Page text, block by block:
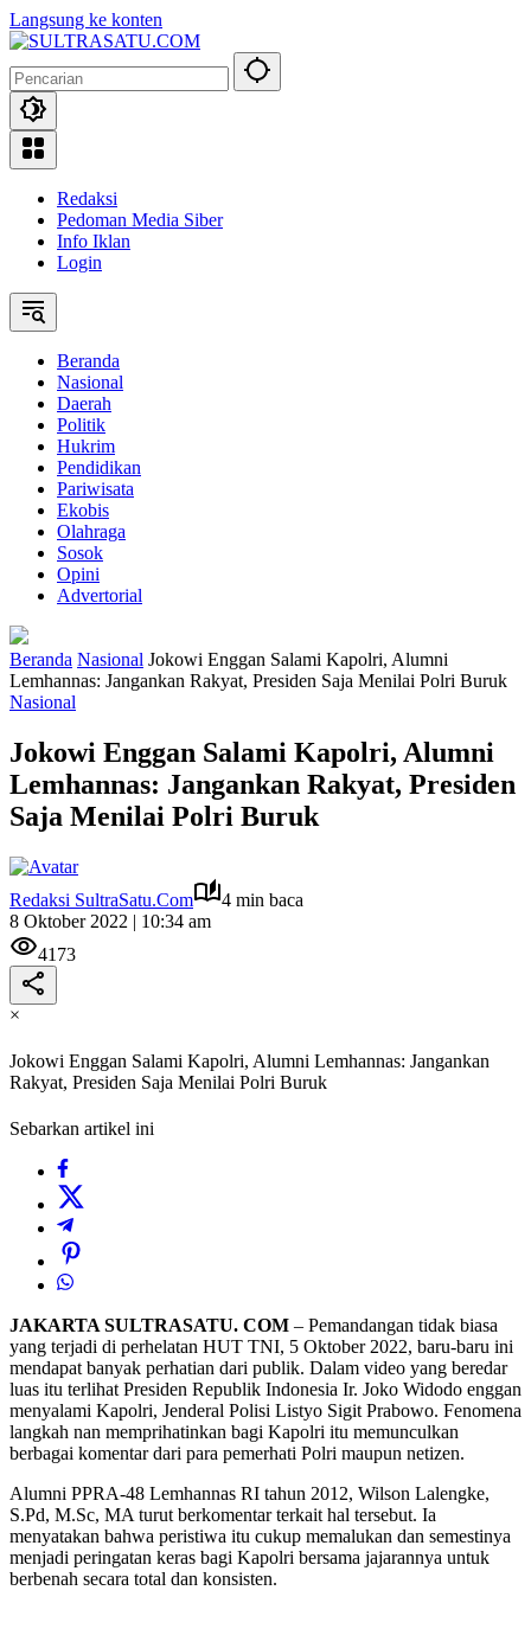
Langsung ke konten
Redaksi
Pedoman Media Siber
Info Iklan
Login
Beranda
Nasional
Daerah
Politik
Hukrim
Pendidikan
Pariwisata
Ekobis
Olahraga
Sosok
Opini
Advertorial
Beranda Nasional Jokowi Enggan Salami Kapolri, Alumni
Lemhannas: Jangankan Rakyat, Presiden Saja Menilai Polri Buruk
Nasional
Jokowi Enggan Salami Kapolri, Alumni
Lemhannas: Jangankan Rakyat, Presiden
Saja Menilai Polri Buruk
Redaksi SultraSatu.Com
4 min baca
8 Oktober 2022 | 10:34 am
4173
×
Jokowi Enggan Salami Kapolri, Alumni Lemhannas: Jangankan
Rakyat, Presiden Saja Menilai Polri Buruk
Sebarkan artikel ini
JAKARTA SULTRASATU. COM – Pemandangan tidak biasa
yang terjadi di perhelatan HUT TNI, 5 Oktober 2022, baru-baru ini
mendapat banyak perhatian dari publik. Dalam video yang beredar
luas itu terlihat Presiden Republik Indonesia Ir. Joko Widodo enggan
menyalami Kapolri, Jenderal Polisi Listyo Sigit Prabowo. Fenomena
langkah nan memprihatinkan bagi Kapolri itu memunculkan
berbagai komentar dari para pemerhati Polri maupun netizen.
Alumni PPRA-48 Lemhannas RI tahun 2012, Wilson Lalengke,
S.Pd, M.Sc, MA turut berkomentar terkait hal tersebut. Ia
menyatakan bahwa peristiwa itu cukup memalukan dan semestinya
menjadi peringatan keras bagi Kapolri bersama jajarannya untuk
berbenah secara total dan konsisten.